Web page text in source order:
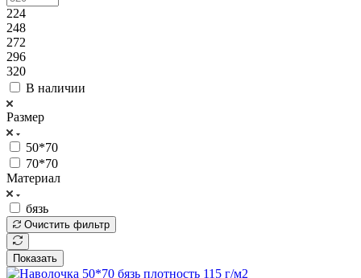
224
248
272
296
320
В наличии
Размер
50*70
70*70
Материал
бязь
Очистить фильтр
Показать